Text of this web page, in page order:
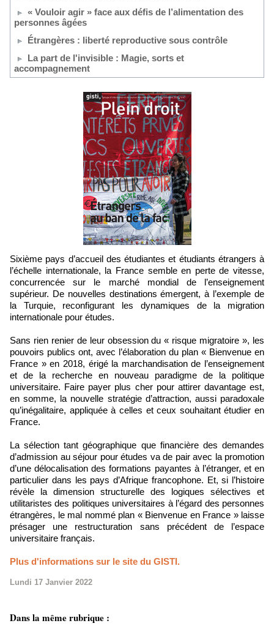
« Vouloir agir » face aux défis de l’alimentation des
personnes âgées
Étrangères : liberté reproductive sous contrôle
La part de l'invisible : Magie, sorts et
accompagnement
Sixième pays d’accueil des étudiantes et étudiants étrangers à
l’échelle internationale, la France semble en perte de vitesse,
concurrencée sur le marché mondial de l’enseignement
supérieur. De nouvelles destinations émergent, à l’exemple de
la Turquie, reconfigurant les dynamiques de la migration
internationale pour études.
Sans rien renier de leur obsession du « risque migratoire », les
pouvoirs publics ont, avec l’élaboration du plan « Bienvenue en
France » en 2018, érigé la marchandisation de l’enseignement
et de la recherche en nouveau paradigme de la politique
universitaire. Faire payer plus cher pour attirer davantage est,
en somme, la nouvelle stratégie d’attraction, aussi paradoxale
qu’inégalitaire, appliquée à celles et ceux souhaitant étudier en
France.
La sélection tant géographique que financière des demandes
d’admission au séjour pour études va de pair avec la promotion
d’une délocalisation des formations payantes à l’étranger, et en
particulier dans les pays d’Afrique francophone. Et, si l’histoire
révèle la dimension structurelle des logiques sélectives et
utilitaristes des politiques universitaires à l’égard des personnes
étrangères, le mal nommé plan « Bienvenue en France » laisse
présager une restructuration sans précédent de l’espace
universitaire français.
Plus d'informations sur le site du GISTI.
Lundi 17 Janvier 2022
Dans la même rubrique :